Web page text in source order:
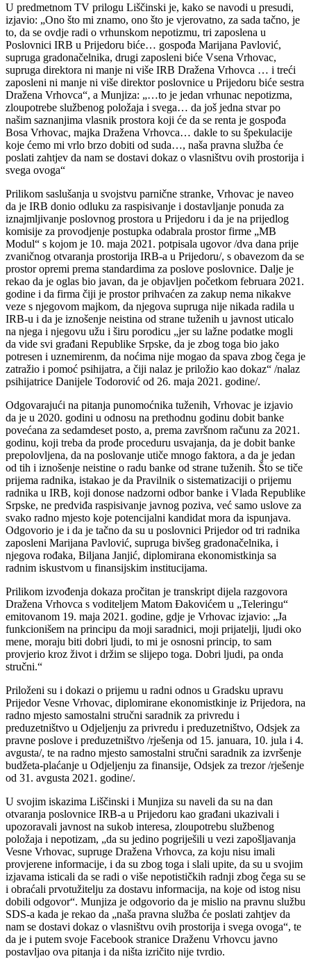
U predmetnom TV prilogu Liščinski je, kako se navodi u presudi,
izjavio: „Ono što mi znamo, ono što je vjerovatno, za sada tačno, je
to, da se ovdje radi o vrhunskom nepotizmu, tri zaposlena u
Poslovnici IRB u Prijedoru biće… gospođa Marijana Pavlović,
supruga gradonačelnika, drugi zaposleni biće Vsena Vrhovac,
supruga direktora ni manje ni više IRB Dražena Vrhovca … i treći
zaposleni ni manje ni više direktor poslovnice u Prijedoru biće sestra
Dražena Vrhovca“, a Munjiza: „…to je jedan vrhunac nepotizma,
zloupotrebe službenog položaja i svega… da još jedna stvar po
našim saznanjima vlasnik prostora koji će da se renta je gospođa
Bosa Vrhovac, majka Dražena Vrhovca… dakle to su špekulacije
koje ćemo mi vrlo brzo dobiti od suda…, naša pravna služba će
poslati zahtjev da nam se dostavi dokaz o vlasništvu ovih prostorija i
svega ovoga“
Prilikom saslušanja u svojstvu parnične stranke, Vrhovac je naveo
da je IRB donio odluku za raspisivanje i dostavljanje ponuda za
iznajmljivanje poslovnog prostora u Prijedoru i da je na prijedlog
komisije za provodjenje postupka odabrala prostor firme „MB
Modul“ s kojom je 10. maja 2021. potpisala ugovor /dva dana prije
zvaničnog otvaranja prostorija IRB-a u Prijedoru/, s obavezom da se
prostor opremi prema standardima za poslove poslovnice. Dalje je
rekao da je oglas bio javan, da je objavljen početkom februara 2021.
godine i da firma čiji je prostor prihvaćen za zakup nema nikakve
veze s njegovom majkom, da njegova supruga nije nikada radila u
IRB-u i da je iznošenje neistina od strane tuženih u javnost uticalo
na njega i njegovu užu i širu porodicu „jer su lažne podatke mogli
da vide svi građani Republike Srpske, da je zbog toga bio jako
potresen i uznemirenm, da noćima nije mogao da spava zbog čega je
zatražio i pomoć psihijatra, a čiji nalaz je priložio kao dokaz“ /nalaz
psihijatrice Danijele Todorović od 26. maja 2021. godine/.
Odgovarajući na pitanja punomoćnika tuženih, Vrhovac je izjavio
da je u 2020. godini u odnosu na prethodnu godinu dobit banke
povećana za sedamdeset posto, a, prema završnom računu za 2021.
godinu, koji treba da prođe proceduru usvajanja, da je dobit banke
prepolovljena, da na poslovanje utiče mnogo faktora, a da je jedan
od tih i iznošenje neistine o radu banke od strane tuženih. Što se tiče
prijema radnika, istakao je da Pravilnik o sistematizaciji o prijemu
radnika u IRB, koji donose nadzorni odbor banke i Vlada Republike
Srpske, ne predviđa raspisivanje javnog poziva, već samo uslove za
svako radno mjesto koje potencijalni kandidat mora da ispunjava.
Odgovorio je i da je tačno da su u poslovnici Prijedor od tri radnika
zaposleni Marijana Pavlović, supruga bivšeg gradonačelnika, i
njegova rođaka, Biljana Janjić, diplomirana ekonomistkinja sa
radnim iskustvom u finansijskim institucijama.
Prilikom izvođenja dokaza pročitan je transkript dijela razgovora
Dražena Vrhovca s voditeljem Matom Đakovićem u „Teleringu“
emitovanom 19. maja 2021. godine, gdje je Vrhovac izjavio: „Ja
funkcionišem na principu da moji saradnici, moji prijatelji, ljudi oko
mene, moraju biti dobri ljudi, to mi je osnosni princip, to sam
provjerio kroz život i držim se slijepo toga. Dobri ljudi, pa onda
stručni.“
Priloženi su i dokazi o prijemu u radni odnos u Gradsku upravu
Prijedor Vesne Vrhovac, diplomirane ekonomistkinje iz Prijedora, na
radno mjesto samostalni stručni saradnik za privredu i
preduzetništvo u Odjeljenju za privredu i preduzetništvo, Odsjek za
pravne poslove i preduzetništvo /rješenja od 15. januara, 10. jula i 4.
avgusta/, te na radno mjesto samostalni stručni saradnik za izvršenje
budžeta-plaćanje u Odjeljenju za finansije, Odsjek za trezor /rješenje
od 31. avgusta 2021. godine/.
U svojim iskazima Liščinski i Munjiza su naveli da su na dan
otvaranja poslovnice IRB-a u Prijedoru kao građani ukazivali i
upozoravali javnost na sukob interesa, zloupotrebu službenog
položaja i nepotizam, „da su jedino pogriješili u vezi zapošljavanja
Vesne Vrhovac, supruge Dražena Vrhovca, za koju nisu imali
provjerene informacije, i da su zbog toga i slali upite, da su u svojim
izjavama isticali da se radi o više nepotističkih radnji zbog čega su se
i obraćali prvotužitelju za dostavu informacija, na koje od istog nisu
dobili odgovor“. Munjiza je odgovorio da je mislio na pravnu službu
SDS-a kada je rekao da „naša pravna služba će poslati zahtjev da
nam se dostavi dokaz o vlasništvu ovih prostorija i svega ovoga“, te
da je i putem svoje Facebook stranice Draženu Vrhovcu javno
postavljao ova pitanja i da ništa izričito nije tvrdio.